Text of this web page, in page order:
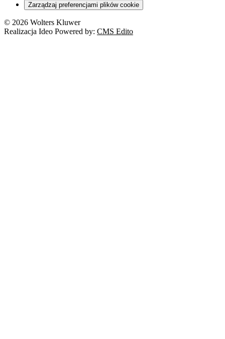
Zarządzaj preferencjami plików cookie
© 2026 Wolters Kluwer
Realizacja Ideo Powered by: CMS Edito